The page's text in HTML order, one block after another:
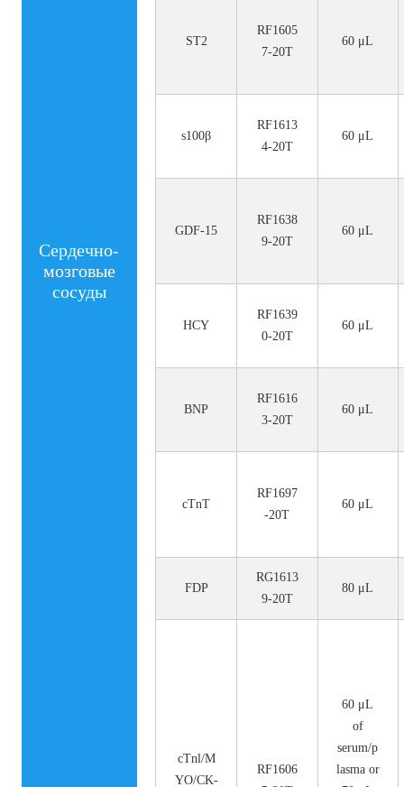
Сердечно-
мозговые
сосуды
ST2
RF1605
7-20T
60 μL
s100β
RF1613
4-20T
60 μL
GDF-15
RF1638
9-20T
60 μL
HCY
RF1639
0-20T
60 μL
BNP
RF1616
3-20T
60 μL
cTnT
RF1697
-20T
60 μL
FDP
RG1613
9-20T
80 μL
cTnl/M
YO/CK-
RF1606
60 μL
of
serum/p
lasma or